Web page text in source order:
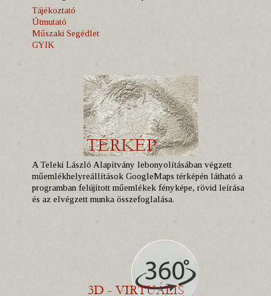
Tájékoztató
Útmutató
Műszaki Segédlet
GYIK
A Teleki László Alapítvány lebonyolításában végzett
műemlékhelyreállítások GoogleMaps térképén látható a
programban felújított műemlékek fényképe, rövid leírása
és az elvégzett munka összefoglalása.